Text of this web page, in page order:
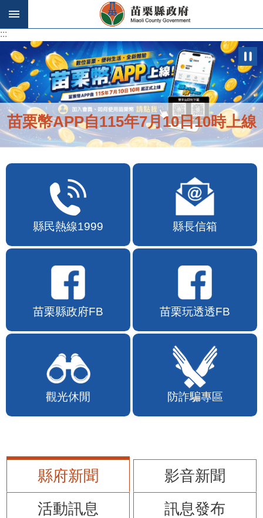
跳到主要內容區塊
:::
苗栗幣APP自115年7月10日10時上線
縣民熱線1999 縣長信箱
苗栗縣政府FB 苗栗玩透透FB
觀光休閒 防詐騙專區
縣府新聞
影音新聞
活動訊息
訊息發布